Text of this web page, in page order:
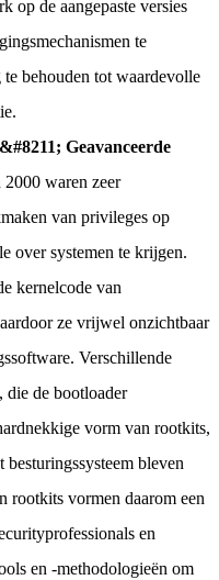
op de aangepaste versies
te
behouden tot waardevolle
Geavanceerde
waren zeer
van privileges op
over systemen te krijgen.
kernelcode van
ze vrijwel onzichtbaar
Verschillende
die de bootloader
vorm van rootkits,
bleven
rootkits vormen daarom een
en
en -methodologieën om